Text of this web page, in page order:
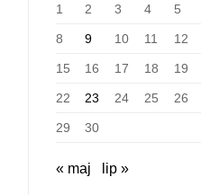
1
2 3 4 5
8 9 10 11 12
15 16 17 18 19
22 23 24 25 26
29 30
« maj lip »